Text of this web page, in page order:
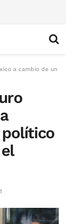
a cambio de un